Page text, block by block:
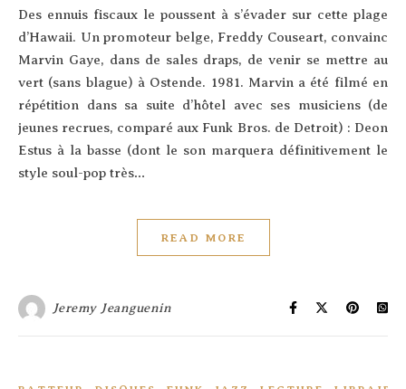
Des ennuis fis­caux le poussent à s’é­va­der sur cette plage
d’Hawaii. Un pro­mo­teur belge, Fred­dy Cou­seart, convainc
Mar­vin Gaye, dans de sales draps, de venir se mettre au
vert (sans blague) à Ostende. 1981. Mar­vin a été fil­mé en
répé­ti­tion dans sa suite d’hô­tel avec ses musi­ciens (de
jeunes recrues, com­pa­ré aux Funk Bros. de Detroit) : Deon
Estus à la basse (dont le son mar­que­ra défi­ni­ti­ve­ment le
style soul-pop très…
READ MORE
Jeremy Jeanguenin